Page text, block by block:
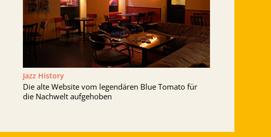
Jazz History
Die alte Website vom legendären Blue Tomato für
die Nachwelt aufgehoben